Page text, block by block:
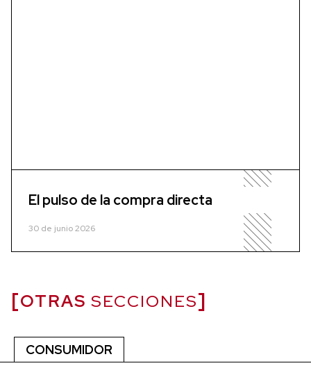
El pulso de la compra directa
30 de junio 2026
OTRAS SECCIONES
CONSUMIDOR